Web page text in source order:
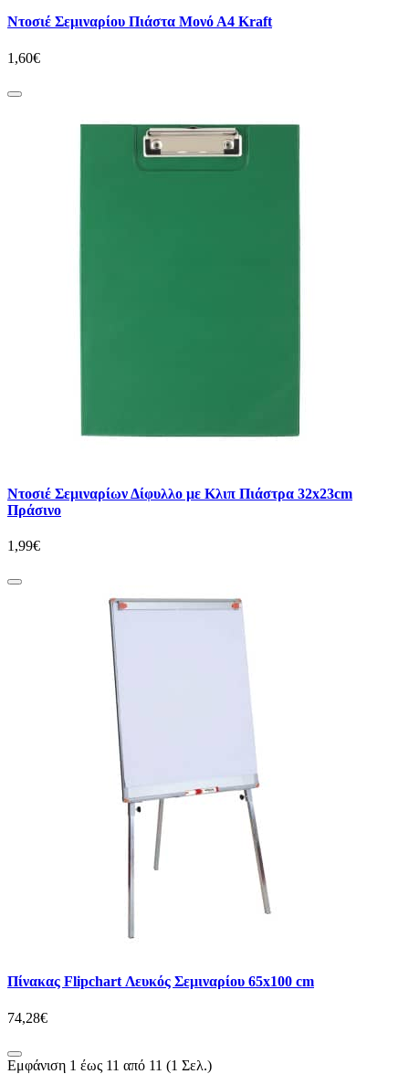
Ντοσιέ Σεμιναρίου Πιάστα Μονό Α4 Kraft
1,60€
Ντοσιέ Σεμιναρίων Δίφυλλο με Κλιπ Πιάστρα 32x23cm
Πράσινο
1,99€
Πίνακας Flipchart Λευκός Σεμιναρίου 65x100 cm
74,28€
Εμφάνιση 1 έως 11 από 11 (1 Σελ.)